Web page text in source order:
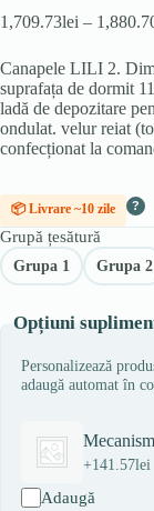
1,709.73lei –
Canapele LILI 2.
suprafața de dormit
ladă de depozitare
ondulat. velur reiat
confecționat la
📦 Livrare ~10 zile ?
Grupă țesătură
Grupa 1 Grupa 2
Opțiuni
Personalizează
adaugă automat în
+141.57lei
Adaugă